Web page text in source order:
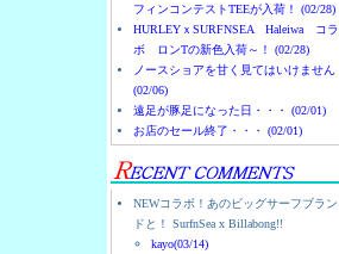
フィンコンテストTEEが入荷！ (02/28)
HURLEYｘSURFNSEA Haleiwa コラ
ボ ロンTの新色入荷～！ (02/28)
ノースショアを甘く見てはいけません
(02/06)
遠足が豚足になった日・・・ (02/01)
お店のセール終了・・・ (02/01)
NEWコラボ！あのビッグサーフブラン
ドと！ SurfnSea x Billabong!!
kayo(03/14)